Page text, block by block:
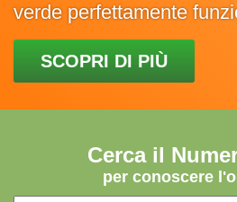
verde perfettamente
SCOPRI DI PIÙ
Cerca il
per conoscere